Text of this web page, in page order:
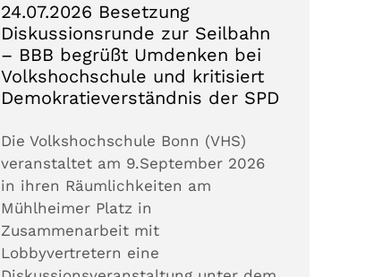
24.07.2026 Besetzung
Diskussionsrunde zur Seilbahn
– BBB begrüßt Umdenken bei
Volkshochschule und kritisiert
Demokratieverständnis der SPD
Die Volkshochschule Bonn (VHS)
veranstaltet am 9.September 2026
in ihren Räumlichkeiten am
Mühlheimer Platz in
Zusammenarbeit mit
Lobbyvertretern eine